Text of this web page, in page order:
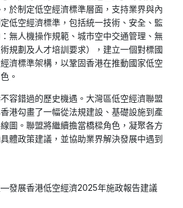
於制定低空經濟標準層面，支持業界與內
低空經濟標準，包括統一技術、安全、監
無人機操作規範、城市空中交通管理、無
規劃及人才培訓要求），建立一個對標國
濟標準架構，以鞏固香港在推動國家低空
。
容錯過的歷史機遇。大灣區低空經濟聯盟
港勾畫了一幅從法規建設、基礎設施到產
圖。聯盟將繼續擔當橋樑角色，凝聚各方
體政策建議，並協助業界解決發展中遇到
發展香港低空經濟2025年施政報告建議